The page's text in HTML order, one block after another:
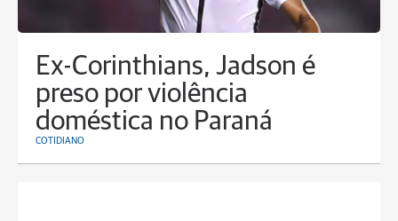
Ex-Corinthians, Jadson é
preso por violência
doméstica no Paraná
COTIDIANO